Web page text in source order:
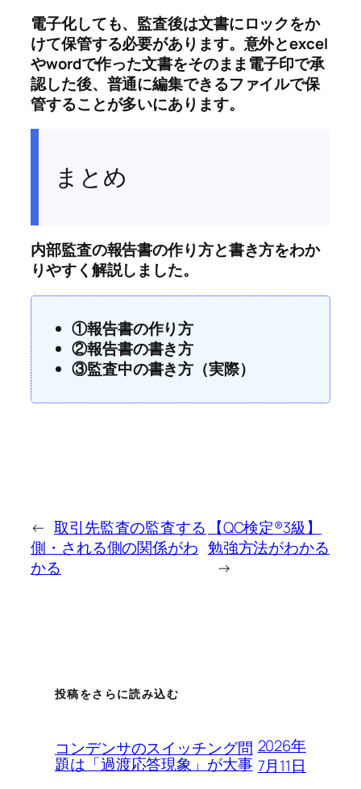
電子化しても、監査後は文書にロックをか
けて保管する必要があります。意外とexcel
やwordで作った文書をそのまま電子印で承
認した後、普通に編集できるファイルで保
管することが多いにあります。
まとめ
内部監査の報告書の作り方と書き方をわか
りやすく解説しました。
①報告書の作り方
②報告書の書き方
③監査中の書き方（実際）
← 取引先監査の監査する
側・される側の関係がわ
かる
【QC検定®3級】
勉強方法がわかる
→
投稿をさらに読み込む
コンデンサのスイッチング問
題は「過渡応答現象」が大事
2026年
7月11日